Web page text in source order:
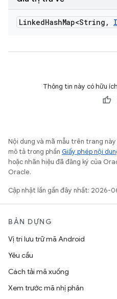
LinkedHashMap<String ,
Thông tin này có hữu
Nội dung và mã mẫu trên trang
mô tả trong phần Giấy phép nội
hoặc nhãn hiệu đã đăng ký của
Oracle.
Cập nhật lần gần đây nhất: 2026-
BẢN DỰNG
Vị trí lưu trữ mã Android
Yêu cầu
Cách tải mã xuống
Xem trước mã nhị phân